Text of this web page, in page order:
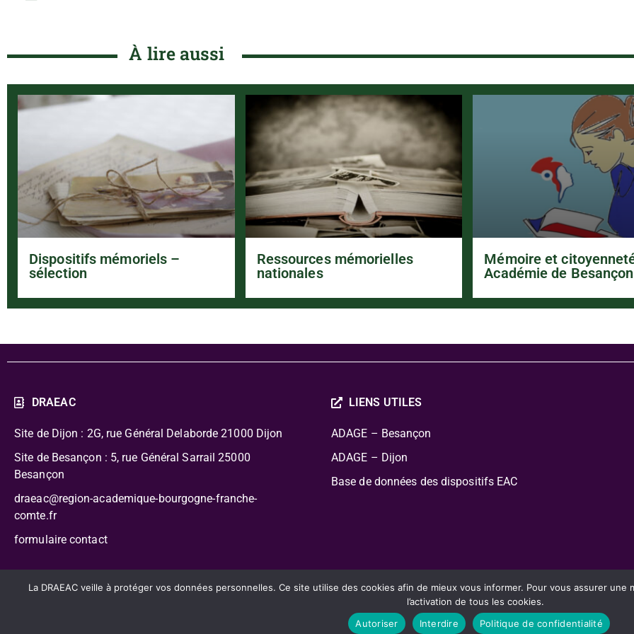
À lire aussi
Dispositifs mémoriels –
sélection
Ressources mémorielles
nationales
Mémoire et
Académie de Besançon
DRAEAC
Site de Dijon : 2G, rue Général Delaborde 21000 Dijon
Site de Besançon : 5, rue Général Sarrail 25000
Besançon
draeac@region-academique-bourgogne-franche-
comte.fr
formulaire contact
LIENS UTILES
ADAGE – Besançon
ADAGE – Dijon
Base de données des dispositifs EAC
La DRAEAC veille à protéger vos données personnelles. Ce site utilise des cookies afin de mieux vous informer. Pour vous assurer
l’activation de tous les cookies.
Autoriser
Interdire Politique de confidentialité